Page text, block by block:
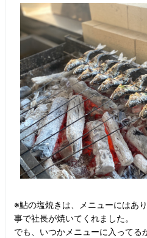
※鮎の塩焼きは、メニューにはあ
事で社長が焼いてくれました。
でも、いつかメニューに入ってる